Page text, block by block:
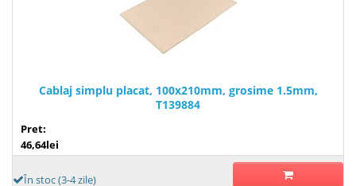
Cablaj simplu placat, 100x210mm, grosime 1.5mm,
T139884
Pret:
46,64lei
În stoc (3-4 zile)